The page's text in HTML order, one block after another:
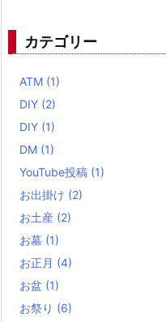
カテゴリー
ATM (1)
DIY (2)
DIY (1)
DM (1)
YouTube投稿 (1)
お出掛け (2)
お土産 (2)
お墓 (1)
お正月 (4)
お盆 (1)
お祭り (6)